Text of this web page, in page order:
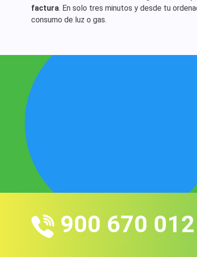
factura. En solo tres minutos y desde tu
consumo de luz o gas.
900 670 012